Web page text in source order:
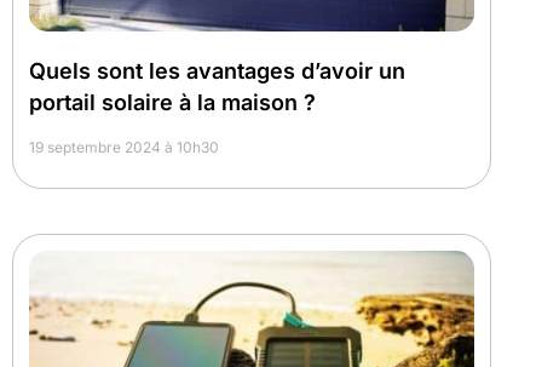
Quels sont les avantages d’avoir un
portail solaire à la maison ?
19 septembre 2024 à 10h30